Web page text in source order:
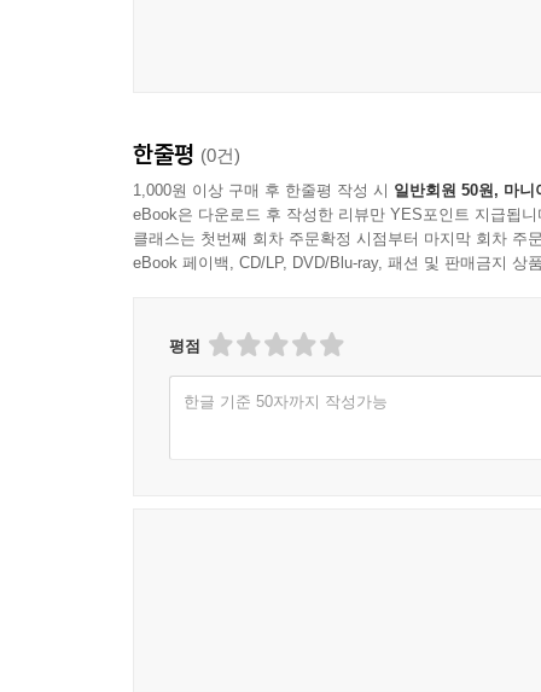
한줄평 (0건)
1,000원 이상 구매 후 한줄평 작성 시 일반회원 50원, 마니
eBook은 다운로드 후 작성한 리뷰만 YES포인트 지급됩니
클래스는 첫번째 회차 주문확정 시점부터 마지막 회차 주
eBook 페이백, CD/LP, DVD/Blu-ray, 패션 및 판매금지 상
평점
한글 기준 50자까지 작성가능